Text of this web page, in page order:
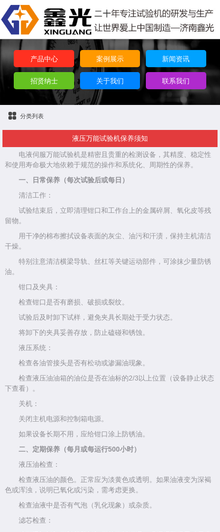
产品中心 案例展示 新闻资讯
招贤纳士 关于我们 联系我们
分类列表
液压万能试验机保养须知
电液伺服万能试验机是精密且贵重的检测设备，其精度、稳定性
和使用寿命极大地依赖于规范的操作和系统化、周期性的保养。
一、日常保养（每次试验后或每日）
清洁工作：
试验结束后，立即清理钳口和工作台上的金属碎屑、氧化皮等残
留物。
用干净的棉布擦拭设备表面的灰尘、油污和汗渍，保持主机清洁
干燥。
特别注意清洁横梁导轨、丝杠等关键运动部件，可涂抹少量防锈
油。
钳口及夹具：
检查钳口是否有磨损、破损或裂纹。
试验后及时卸下试样，避免夹具长期处于受力状态。
将卸下的夹具妥善存放，防止磕碰和锈蚀。
液压系统：
检查各油管接头是否有松动或渗漏油现象。
检查液压油油箱的油位是否在油标的2/3以上位置（设备静止状态
下查看）。
关机：
关闭主机电源和控制箱电源。
如果设备长期不用，应给钳口涂上防锈油。
二、定期保养（每月或每运行500小时）
液压油检查：
检查液压油的颜色。正常应为淡黄色或透明。如果油液变为深褐
色或浑浊，说明已氧化或污染，需考虑更换。
检查油液中是否有气泡（乳化现象）或杂质。
滤芯检查：